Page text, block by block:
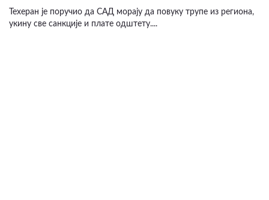
Техеран је поручио да САД морају да повуку трупе из региона,
укину све санкције и плате одштету....